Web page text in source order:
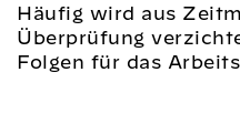
Häufig wird aus
Überprüfung
Folgen für das